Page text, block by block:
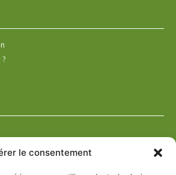
le consentement